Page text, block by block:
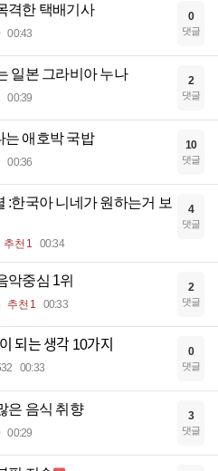
격한 택배기사
00:43
0
댓글
일본 그라비아 누나
00:39
2
댓글
는 애호박 국밥
00:36
10
댓글
:한국아 니네가 원하는거 보
추천 1 00:34
4
댓글
악중심 1위
추천 1 00:33
2
댓글
되는 생각 10가지
00:33
0
댓글
은 음식 취향
00:29
3
댓글